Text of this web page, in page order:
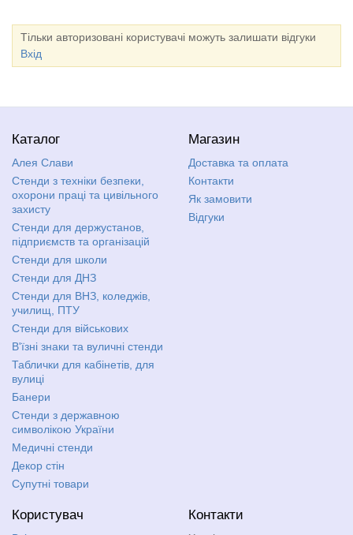
Тільки авторизовані користувачі можуть залишати відгуки
Вхід
Каталог
Алея Слави
Стенди з техніки безпеки,
охорони праці та цивільного
захисту
Стенди для держустанов,
підприємств та організацій
Стенди для школи
Стенди для ДНЗ
Стенди для ВНЗ, коледжів,
училищ, ПТУ
Стенди для військових
В'їзні знаки та вуличні стенди
Таблички для кабінетів, для
вулиці
Банери
Стенди з державною
символікою України
Медичні стенди
Декор стін
Супутні товари
Магазин
Доставка та оплата
Контакти
Як замовити
Відгуки
Користувач Контакти